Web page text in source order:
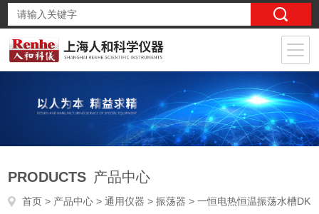
PRODUCTS 产品中心
首页 > 产品中心 >通用仪器 >振荡器 > 一恒电热恒温振荡水槽DKZ-2